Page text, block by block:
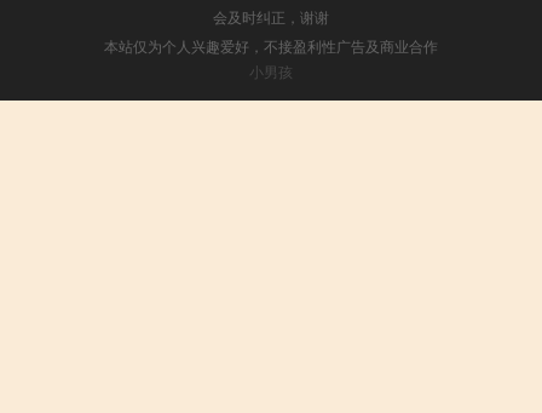
会及时纠正，谢谢
本站仅为个人兴趣爱好，不接盈利性广告及商业合作
小男孩